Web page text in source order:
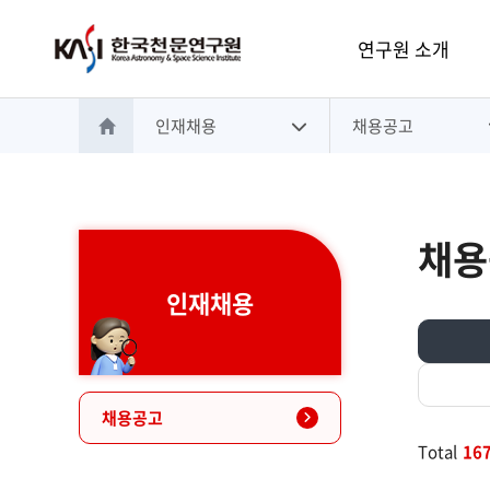
주메뉴연구원 소개
홈으로 이동
인재채용 채용공고
인재채용
채용공고
채
Total